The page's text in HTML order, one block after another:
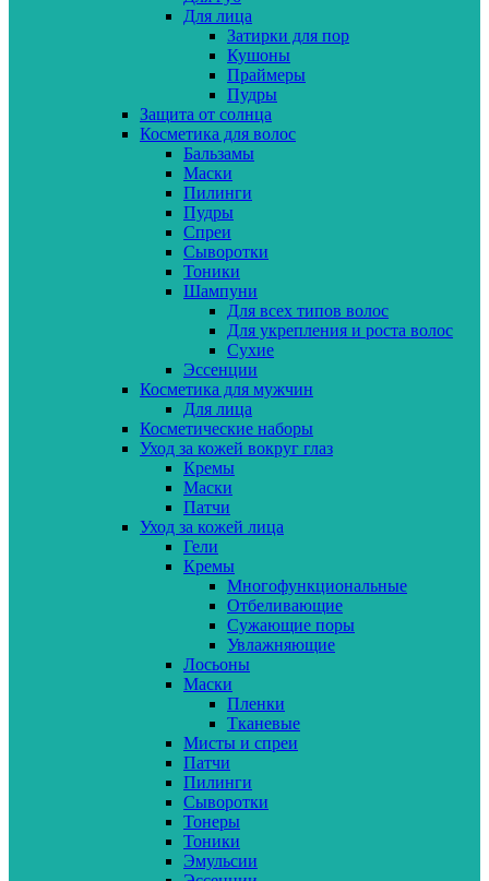
Для лица
Затирки для пор
Кушоны
Праймеры
Пудры
Защита от солнца
Косметика для волос
Бальзамы
Маски
Пилинги
Пудры
Спреи
Сыворотки
Тоники
Шампуни
Для всех типов волос
Для укрепления и роста волос
Сухие
Эссенции
Косметика для мужчин
Для лица
Косметические наборы
Уход за кожей вокруг глаз
Кремы
Маски
Патчи
Уход за кожей лица
Гели
Кремы
Многофункциональные
Отбеливающие
Сужающие поры
Увлажняющие
Лосьоны
Маски
Пленки
Тканевые
Мисты и спреи
Патчи
Пилинги
Сыворотки
Тонеры
Тоники
Эмульсии